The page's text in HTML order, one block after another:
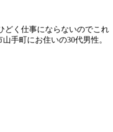
どく仕事にならないのでこれ
手町にお住いの30代男性。